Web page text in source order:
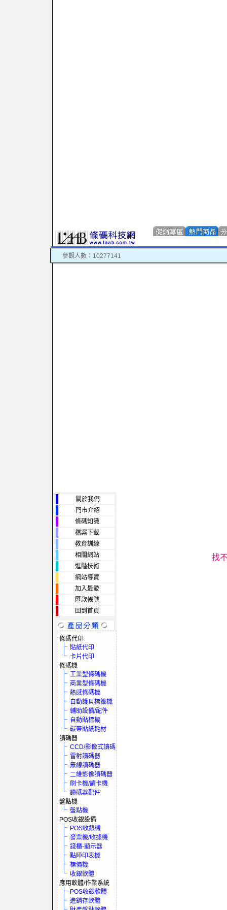
參觀人數：10277141
關於我們
門市介紹
條碼知識
檔案下載
教育訓練
相關網站
進階技術
網站導覽
加入最愛
匯款帳號
回到首頁
條碼代印
貼紙代印
卡片代印
條碼機
工業型條碼機
商業型條碼機
熱感條碼機
自動護貝標籤機
輔助設備/配件
自動貼標機
碳帶貼紙耗材
讀碼器
CCD/影像式讀碼器
雷射讀碼器
無線讀碼器
二維影像讀碼器
刷卡機/讀卡機
讀碼器配件
盤點機
盤點機
POS收銀設備
POS收銀機
發票機/收據機
錢櫃-顯示器
點陣印表機
標價機
收銀軟體
應用軟體/作業系統
POS收銀軟體
進銷存軟體
找